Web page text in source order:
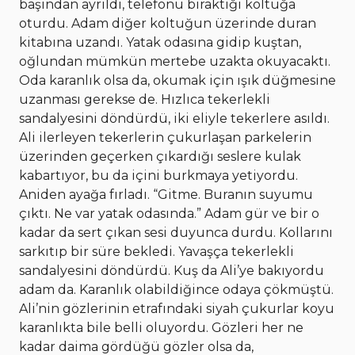
başından ayrıldı, telefonu bıraktığı koltuğa
oturdu. Adam diğer koltuğun üzerinde duran
kitabına uzandı. Yatak odasına gidip kuştan,
oğlundan mümkün mertebe uzakta okuyacaktı.
Oda karanlık olsa da, okumak için ışık düğmesine
uzanması gerekse de. Hızlıca tekerlekli
sandalyesini döndürdü, iki eliyle tekerlere asıldı.
Ali ilerleyen tekerlerin çukurlaşan parkelerin
üzerinden geçerken çıkardığı seslere kulak
kabartıyor, bu da içini burkmaya yetiyordu.
Aniden ayağa fırladı. “Gitme. Buranın suyumu
çıktı. Ne var yatak odasında.” Adam gür ve bir o
kadar da sert çıkan sesi duyunca durdu. Kollarını
sarkıtıp bir süre bekledi. Yavaşça tekerlekli
sandalyesini döndürdü. Kuş da Ali’ye bakıyordu
adam da. Karanlık olabildiğince odaya çökmüştü.
Ali’nin gözlerinin etrafındaki siyah çukurlar koyu
karanlıkta bile belli oluyordu. Gözleri her ne
kadar daima gördüğü gözler olsa da,